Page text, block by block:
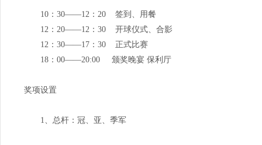
10：30——12：20 签到、用餐
12：20——12：30 开球仪式、合影
12：30——17：30 正式比赛
18：00——20:00 颁奖晚宴 保利厅
奖项设置
1、总杆：冠、亚、季军